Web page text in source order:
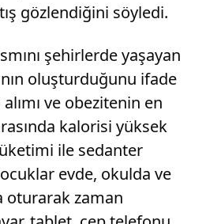
gözlendiğini söyledi.
şehirlerde yaşayan
oluşturduğunu ifade
alımı ve obezitenin en
kalorisi yüksek
ile sedanter
evde, okulda ve
oturarak zaman